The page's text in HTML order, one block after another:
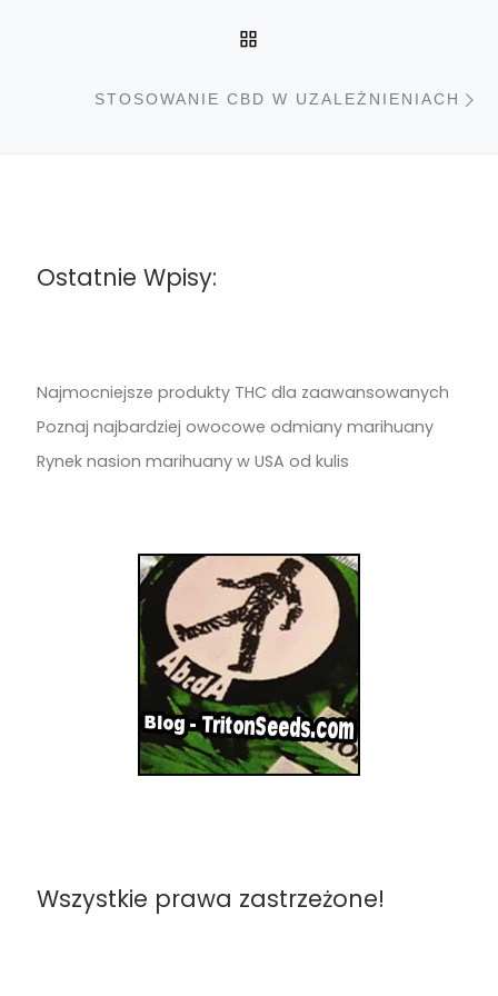
STOSOWANIE CBD W UZALEŻNIENIACH
Ostatnie Wpisy:
Najmocniejsze produkty THC dla zaawansowanych
Poznaj najbardziej owocowe odmiany marihuany
Rynek nasion marihuany w USA od kulis
Wszystkie prawa zastrzeżone!